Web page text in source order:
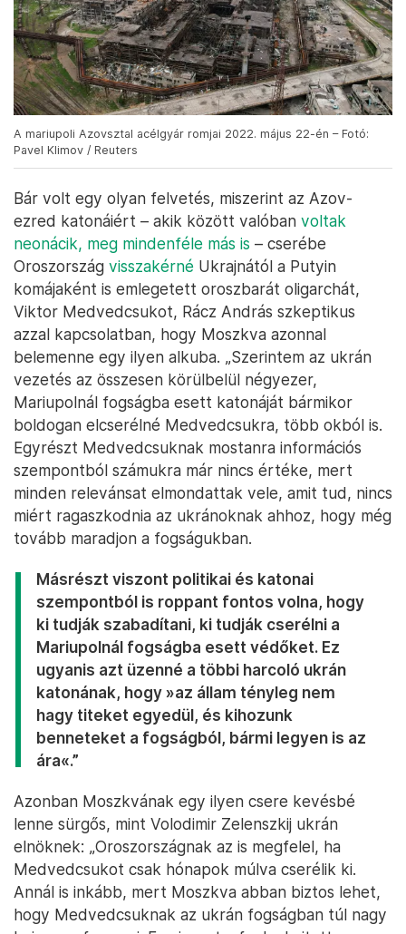
A mariupoli Azovsztal acélgyár romjai 2022. május 22-én – Fotó:
Pavel Klimov / Reuters
Bár volt egy olyan felvetés, miszerint az Azov-
ezred katonáiért – akik között valóban voltak
neonácik, meg mindenféle más is – cserébe
Oroszország visszakérné Ukrajnától a Putyin
komájaként is emlegetett oroszbarát oligarchát,
Viktor Medvedcsukot, Rácz András szkeptikus
azzal kapcsolatban, hogy Moszkva azonnal
belemenne egy ilyen alkuba. „Szerintem az ukrán
vezetés az összesen körülbelül négyezer,
Mariupolnál fogságba esett katonáját bármikor
boldogan elcserélné Medvedcsukra, több okból is.
Egyrészt Medvedcsuknak mostanra információs
szempontból számukra már nincs értéke, mert
minden relevánsat elmondattak vele, amit tud, nincs
miért ragaszkodnia az ukránoknak ahhoz, hogy még
tovább maradjon a fogságukban.
Másrészt viszont politikai és katonai
szempontból is roppant fontos volna, hogy
ki tudják szabadítani, ki tudják cserélni a
Mariupolnál fogságba esett védőket. Ez
ugyanis azt üzenné a többi harcoló ukrán
katonának, hogy »az állam tényleg nem
hagy titeket egyedül, és kihozunk
benneteket a fogságból, bármi legyen is az
ára«.”
Azonban Moszkvának egy ilyen csere kevésbé
lenne sürgős, mint Volodimir Zelenszkij ukrán
elnöknek: „Oroszországnak az is megfelel, ha
Medvedcsukot csak hónapok múlva cserélik ki.
Annál is inkább, mert Moszkva abban biztos lehet,
hogy Medvedcsuknak az ukrán fogságban túl nagy